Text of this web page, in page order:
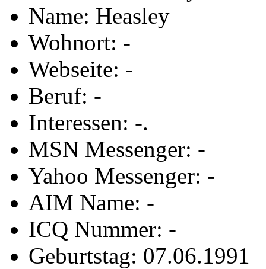
Name: Heasley
Wohnort: -
Webseite: -
Beruf: -
Interessen: -.
MSN Messenger: -
Yahoo Messenger: -
AIM Name: -
ICQ Nummer: -
Geburtstag: 07.06.1991